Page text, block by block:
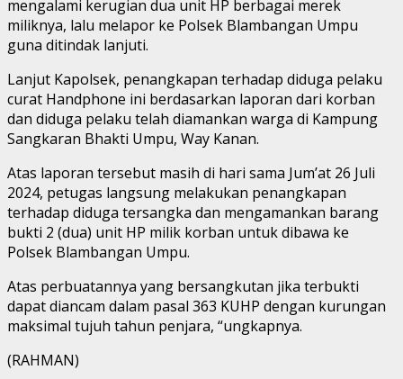
mengalami kerugian dua unit HP berbagai merek
miliknya, lalu melapor ke Polsek Blambangan Umpu
guna ditindak lanjuti.
Lanjut Kapolsek, penangkapan terhadap diduga pelaku
curat Handphone ini berdasarkan laporan dari korban
dan diduga pelaku telah diamankan warga di Kampung
Sangkaran Bhakti Umpu, Way Kanan.
Atas laporan tersebut masih di hari sama Jum’at 26 Juli
2024, petugas langsung melakukan penangkapan
terhadap diduga tersangka dan mengamankan barang
bukti 2 (dua) unit HP milik korban untuk dibawa ke
Polsek Blambangan Umpu.
Atas perbuatannya yang bersangkutan jika terbukti
dapat diancam dalam pasal 363 KUHP dengan kurungan
maksimal tujuh tahun penjara, “ungkapnya.
(RAHMAN)